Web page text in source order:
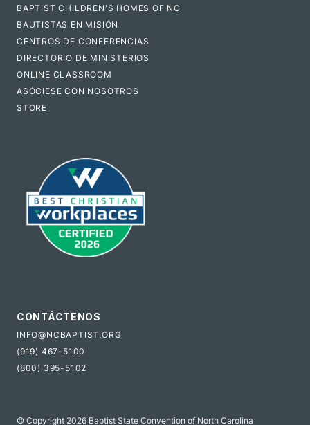
BAPTIST CHILDREN'S HOMES OF NC
BAUTISTAS EN MISIÓN
CENTROS DE CONFERENCIAS
DIRECTORIO DE MINISTERIOS
ONLINE CLASSROOM
ASÓCIESE CON NOSOTROS
STORE
CONTÁCTENOS
INFO@NCBAPTIST.ORG
(919) 467-5100
(800) 395-5102
© Copyright 2026 Baptist State Convention of North Carolina